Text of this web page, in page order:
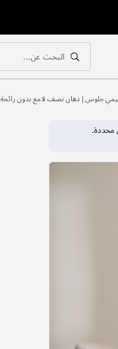
بحث
البحث عن...
بحث
جلوس | دهان نصف لامع بدون رائحة